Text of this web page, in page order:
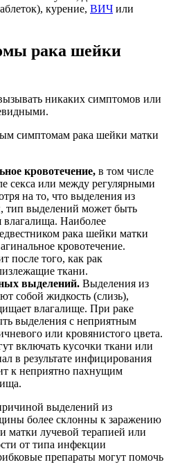
курение, ВИЧ или
рака шейки
никаких симптомов или
симптомам рака шейки матки
кровотечение, в том числе
секса или между регулярными
на то, что выделения из
тип выделений может быть
влагалища. Наиболее
рака шейки матки
кровотечение.
после того, как рак
ткани.
выделений. Выделения из
собой жидкость (слизь),
влагалище. При раке
выделения с неприятным
или кровянистого цвета.
включать кусочки ткани или
в результате инфицирования
к неприятно пахнущим
выделений из
более склонны к заражению
матки лучевой терапией или
от типа инфекции
препараты могут помочь